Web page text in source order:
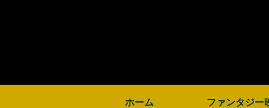
ホーム ファンタジー